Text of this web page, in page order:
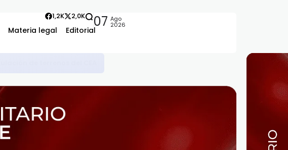
Materia legal Editorial
1,2K 2,0K 07 Ago
2026